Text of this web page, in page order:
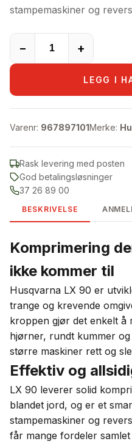
stampemaskiner og
− +
LEGG I
Varenr: 967897101Merke:
Rask levering med posten
God betalingsløsninger
37 26 89 00
BESKRIVELSE
Komprimering
ikke kommer til
Husqvarna LX 90 er
trange og krevende
kroppen gjør det enkelt å
hjørner, rundt kummer
større maskiner rett og
Effektiv og
LX 90 leverer solid
blandet jord, og er et
stampemaskiner og
får mange fordeler